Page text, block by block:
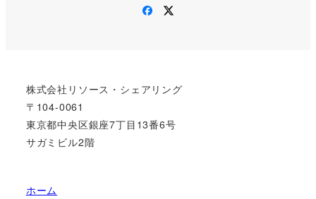
Facebook
株式会社リソース・シェアリング
〒104-0061
東京都中央区銀座7丁目13番6号
サガミビル2階
ホーム